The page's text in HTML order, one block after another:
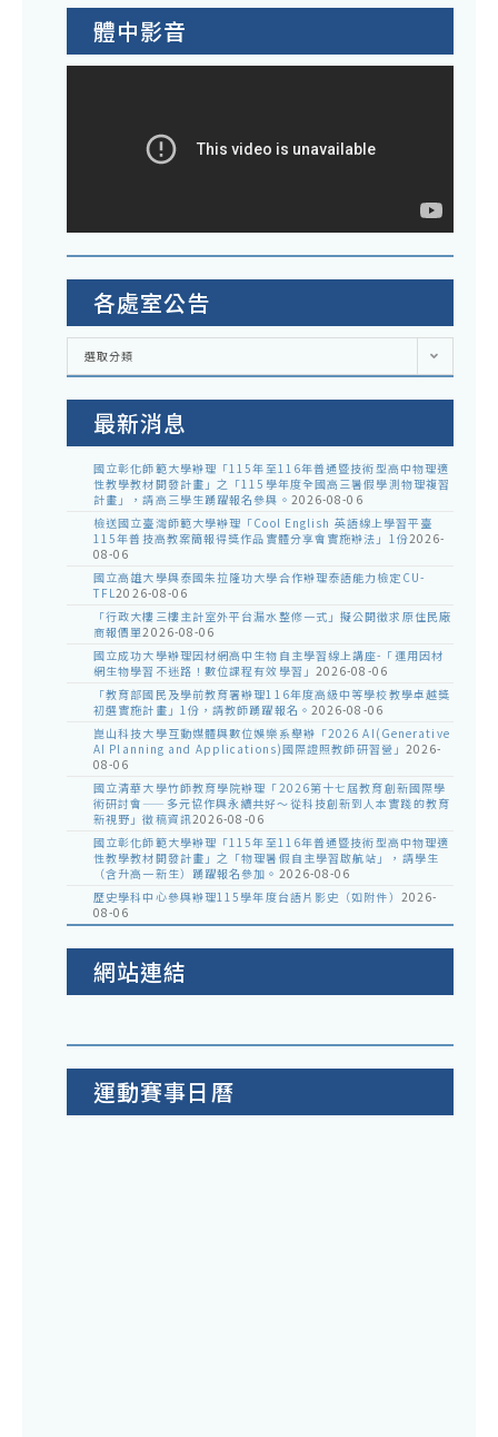
體中影音
各處室公告
各
室
選取分類
最新消息
國立彰化師範大學辦理「115年至116年普通暨技術型高中物理適
性教學教材開發計畫」之「115學年度全國高三暑假學測物理複習
計畫」，請高三學生踴躍報名參與。 2026-08-06
檢送國立臺灣師範大學辦理「Cool English 英語線上學習平臺
115年普技高教案簡報得獎作品實體分享會實施辦法」1份2026-
08-06
國立高雄大學與泰國朱拉隆功大學合作辦理泰語能力檢定CU-
TFL2026-08-06
「行政大樓三樓主計室外平台漏水整修一式」擬公開徵求原住民廠
商報價單2026-08-06
國立成功大學辦理因材網高中生物自主學習線上講座-「運用因材
網生物學習不迷路！數位課程有效學習」 2026-08-06
「教育部國民及學前教育署辦理116年度高級中等學校教學卓越獎
初選實施計畫」1份，請教師踴躍報名。 2026-08-06
崑山科技大學互動媒體與數位娛樂系舉辦「2026 AI(Generative
AI Planning and Applications)國際證照教師研習營」 2026-
08-06
國立清華大學竹師教育學院辦理「2026第十七屆教育創新國際學
術研討會——多元協作與永續共好～從科技創新到人本實踐的教育
新視野」徵稿資訊2026-08-06
國立彰化師範大學辦理「115年至116年普通暨技術型高中物理適
性教學教材開發計畫」之「物理暑假自主學習啟航站」，請學生
（含升高一新生）踴躍報名參加。 2026-08-06
歷史學科中心參與辦理115學年度台語片影史（如附件） 2026-
08-06
網站連結
運動賽事日曆